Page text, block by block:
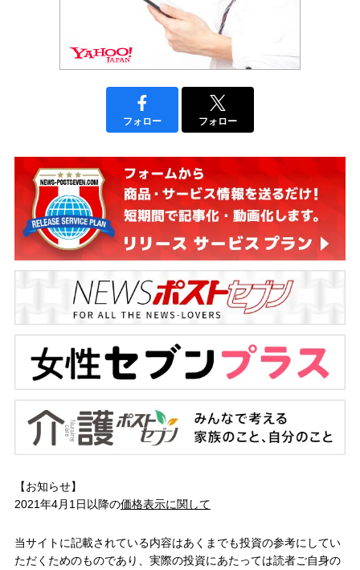
フォロー フォロー
【お知らせ】
2021年4月1日以降の価格表示に関して
当サイトに記載されている内容はあくまでも投資の参考にしてい
ただくためのものであり、実際の投資にあたっては読者ご自身の